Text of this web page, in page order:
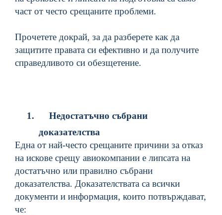
част от често срещаните проблеми.
Прочетете докрай, за да разберете как да
защитите правата си ефективно и да получите
справедливото си обезщетение.
1.
Недостатъчно събрани
доказателства
Една от най-често срещаните причини за отказ
на искове срещу авиокомпании е липсата на
достатъчно или правилно събрани
доказателства. Доказателствата са всички
документи и информация, които потвърждават,
че: